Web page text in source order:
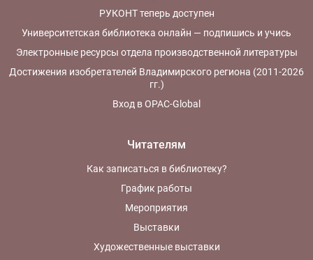
РУКОНТ теперь доступен
Университетская библиотека онлайн — подпишись и учись
Электронные ресурсы отдела производственной литературы
Достижения изобретателей Владимирского региона (2011-2026
гг.)
Вход в OPAC-Global
Читателям
Как записаться в библиотеку?
График работы
Мероприятия
Выставки
Художественные выставки